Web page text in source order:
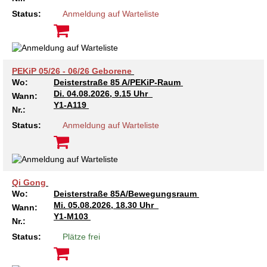
Kindertagesstätte Klaus-Müller-Kilian-Weg /
“Mäuseburg” / Familienzentrum
Kindertagesstätte Langes Feld “Deisterspatzen”
Familienzentrum
Kindertagesstätte Petermannstraße /
Familienzentrum
Kindertagesstätte Rosenbergstraße
Kindertagesstätte Hiltrud-Grote-Weg
Kindertagesstätte Johannes-Lau-Hof
Familienzentrum
Kindertagesstätte Klaus-Müller-Kilian-Weg /
“Mäuseburg” / Familienzentrum
Kindertagesstätte Langes Feld “Deisterspatzen”
Status: Anmeldung auf Warteliste
PEKiP 05/26 - 06/26 Geborene
Wo:
Deisterstraße 85 A/PEKiP-Raum
Wann:
Di. 04.08.2026, 9.15 Uhr
Nr.:
Y1-A119
Status: Anmeldung auf Warteliste
Qi Gong
Wo:
Deisterstraße 85A/Bewegungsraum
Wann:
Mi. 05.08.2026, 18.30 Uhr
Nr.:
Y1-M103
Status: Plätze frei